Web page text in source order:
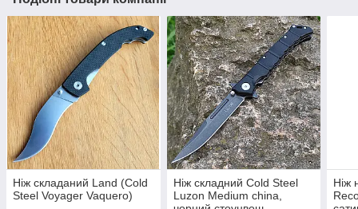
Ніж складаний Land (Cold
Steel Voyager Vaquero)
Ніж складний Cold Steel
Luzon Medium china,
Ніж